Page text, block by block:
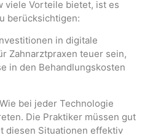
viele Vorteile bietet, ist es
berücksichtigen:
in digitale
Zahnarztpraxen teuer sein,
in den Behandlungskosten
Wie bei jeder Technologie
Die Praktiker müssen gut
diesen Situationen effektiv